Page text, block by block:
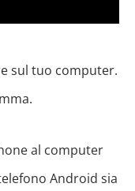
sul tuo computer.
al computer
Android sia